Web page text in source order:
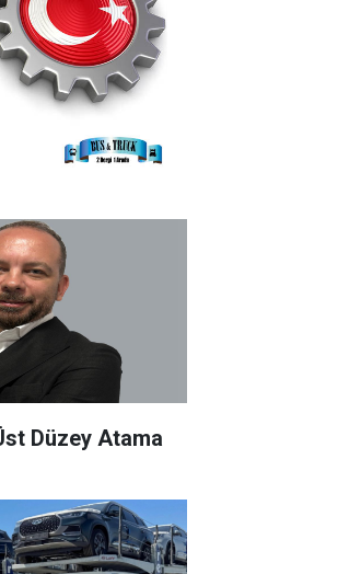
Düzey Atama